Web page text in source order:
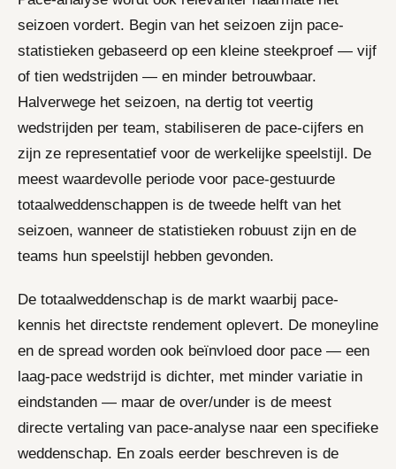
seizoen vordert. Begin van het seizoen zijn pace-
statistieken gebaseerd op een kleine steekproef — vijf
of tien wedstrijden — en minder betrouwbaar.
Halverwege het seizoen, na dertig tot veertig
wedstrijden per team, stabiliseren de pace-cijfers en
zijn ze representatief voor de werkelijke speelstijl. De
meest waardevolle periode voor pace-gestuurde
totaalweddenschappen is de tweede helft van het
seizoen, wanneer de statistieken robuust zijn en de
teams hun speelstijl hebben gevonden.
De totaalweddenschap is de markt waarbij pace-
kennis het directste rendement oplevert. De moneyline
en de spread worden ook beïnvloed door pace — een
laag-pace wedstrijd is dichter, met minder variatie in
eindstanden — maar de over/under is de meest
directe vertaling van pace-analyse naar een specifieke
weddenschap. En zoals eerder beschreven is de